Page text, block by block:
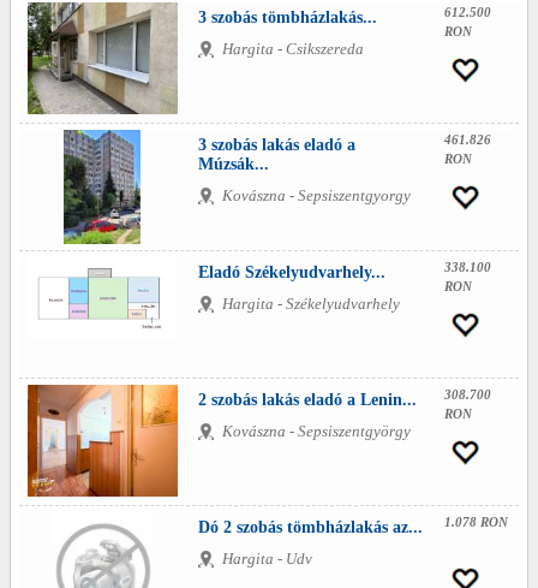
3 szobás tömbházlakás...
Hargita - Csikszereda
612.500
RON
3 szobás lakás eladó a
Múzsák...
Kovászna - Sepsiszentgyorgy
461.826
RON
Eladó Székelyudvarhely...
Hargita - Székelyudvarhely
338.100
RON
2 szobás lakás eladó a Lenin...
Kovászna - Sepsiszentgyörgy
308.700
RON
Dó 2 szobás tömbházlakás az...
Hargita - Udv
1.078 RON